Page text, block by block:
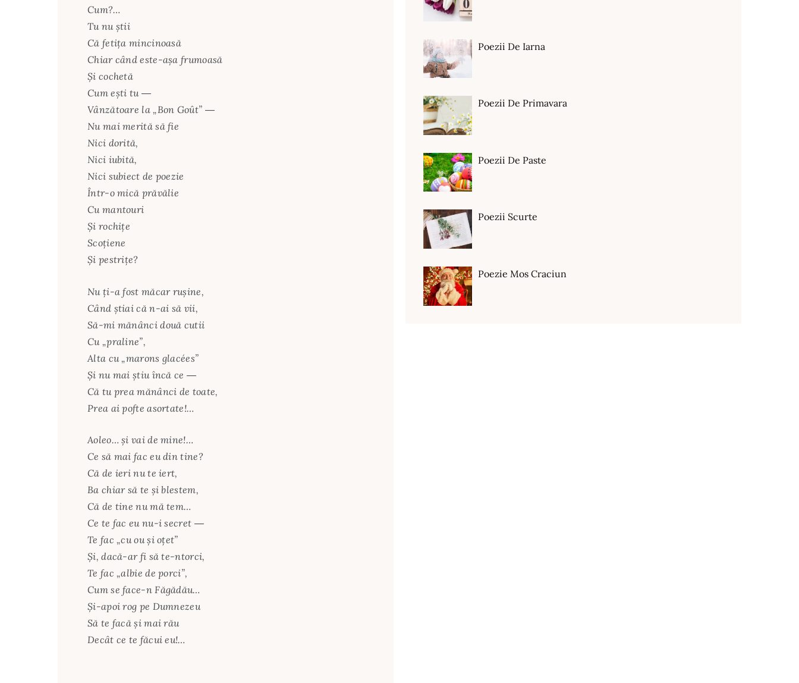
Cum?…
Tu nu știi
Că fetița mincinoasă
Chiar când este-așa frumoasă
Și cochetă
Cum ești tu ―
Vânzătoare la „Bon Goût” ―
Nu mai merită să fie
Nici dorită,
Nici iubită,
Nici subiect de poezie
Într-o mică prăvălie
Cu mantouri
Și rochițe
Scoțiene
Și pestrițe?
Nu ți-a fost măcar rușine,
Când știai că n-ai să vii,
Să-mi mănânci două cutii
Cu „praline”,
Alta cu „marons glacées”
Și nu mai știu încă ce ―
Că tu prea mănânci de toate,
Prea ai pofte asortate!…
Aoleo… și vai de mine!…
Ce să mai fac eu din tine?
Că de ieri nu te iert,
Ba chiar să te și blestem,
Că de tine nu mă tem…
Ce te fac eu nu-i secret ―
Te fac „cu ou și oțet”
Și, dacă-ar fi să te-ntorci,
Te fac „albie de porci”,
Cum se face-n Făgădău…
Și-apoi rog pe Dumnezeu
Să te facă și mai rău
Decât ce te făcui eu!…
Poezii De Iarna
Poezii De Primavara
Poezii De Paste
Poezii Scurte
Poezie Mos Craciun